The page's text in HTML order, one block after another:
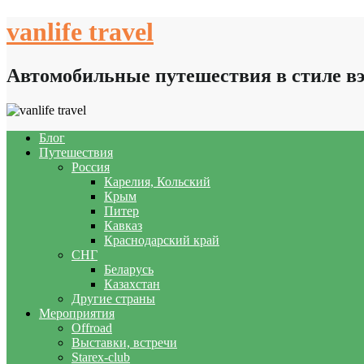
to
vanlife travel
Автомобильные путешествия в стиле
Блог
Путешествия
Россия
Карелия, Кольский
Крым
Питер
Кавказ
Краснодарский край
СНГ
Беларусь
Казахстан
Другие страны
Мероприятия
Offroad
Выставки, встречи
Starex-club